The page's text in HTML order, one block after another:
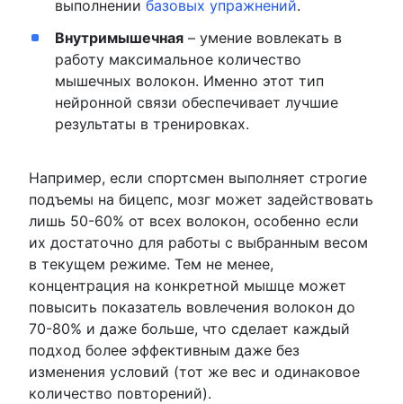
выполнении базовых упражнений.
Внутримышечная– умение вовлекать в
работу максимальное количество
мышечных волокон. Именно этот тип
нейронной связи обеспечивает лучшие
результаты в тренировках.
Например, если спортсмен выполняет строгие
подъемы на бицепс, мозг может задействовать
лишь 50-60% от всех волокон, особенно если
их достаточно для работы с выбранным весом
в текущем режиме. Тем не менее,
концентрация на конкретной мышце может
повысить показатель вовлечения волокон до
70-80% и даже больше, что сделает каждый
подход более эффективным даже без
изменения условий (тот же вес и одинаковое
количество повторений).